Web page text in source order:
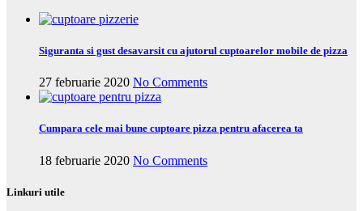
Siguranta si gust desavarsit cu ajutorul cuptoarelor mobile de pizza
27 februarie 2020 No Comments
Cumpara cele mai bune cuptoare pizza pentru afacerea ta
18 februarie 2020 No Comments
Linkuri utile